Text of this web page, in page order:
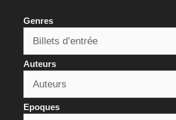
Genres
Auteurs
Epoques